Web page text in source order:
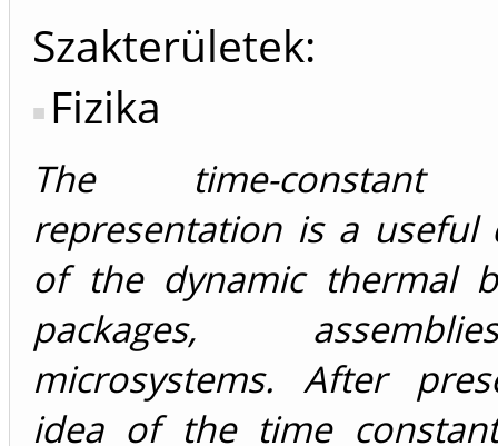
Szakterületek:
Fizika
The time-constant
representation is a useful
of the dynamic thermal
packages,
microsystems. After
idea of the time